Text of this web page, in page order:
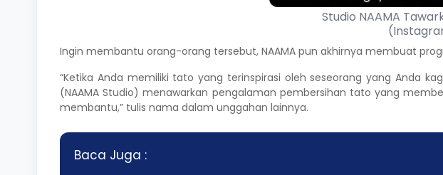
Studio NAAMA
Ingin membantu orang-orang tersebut, NAAMA pun akhirnya membuat
“Ketika Anda memiliki tato yang terinspirasi oleh seseorang yang Anda
(NAAMA Studio) menawarkan pengalaman pembersihan tato yang
membantu,” tulis nama dalam unggahan lainnya.
Baca Juga :